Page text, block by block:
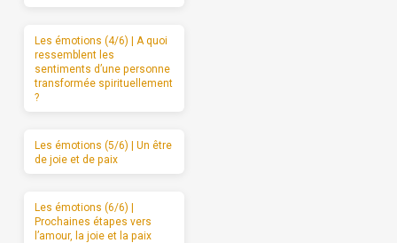
Les émotions (4/6) | A quoi
ressemblent les
sentiments d’une personne
transformée spirituellement
?
Les émotions (5/6) | Un être
de joie et de paix
Les émotions (6/6) |
Prochaines étapes vers
l’amour, la joie et la paix